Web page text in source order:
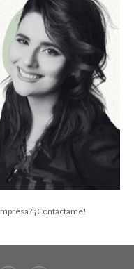
¡Contáctame!